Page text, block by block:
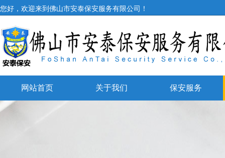
您好，欢迎来到佛山市安泰保安服务有限公司！
网站首页 关于我们 保安服务